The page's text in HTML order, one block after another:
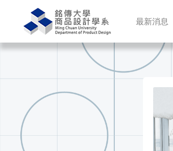
最新消息